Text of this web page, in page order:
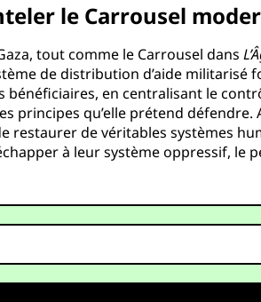
le Carrousel
tout comme le Carrousel dans
de distribution d’aide
bénéficiaires, en centralisant le
principes qu’elle prétend défendre.
restaurer de véritables systèmes
à leur système oppressif, le